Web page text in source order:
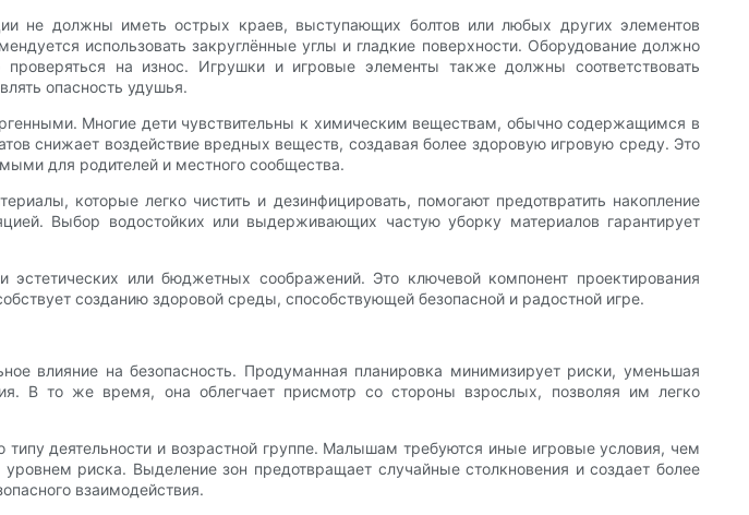
не должны иметь острых краев, выступающих болтов или любых других элементов
использовать закруглённые углы и гладкие поверхности. Оборудование должно
на износ. Игрушки и игровые элементы также должны соответствовать
опасность удушья.
Многие дети чувствительны к химическим веществам, обычно содержащимся в
снижает воздействие вредных веществ, создавая более здоровую игровую среду. Это
для родителей и местного сообщества.
которые легко чистить и дезинфицировать, помогают предотвратить накопление
Выбор водостойких или выдерживающих частую уборку материалов гарантирует
или бюджетных соображений. Это ключевой компонент проектирования
созданию здоровой среды, способствующей безопасной и радостной игре.
влияние на безопасность. Продуманная планировка минимизирует риски, уменьшая
В то же время, она облегчает присмотр со стороны взрослых, позволяя им легко
деятельности и возрастной группе. Малышам требуются иные игровые условия, чем
риска. Выделение зон предотвращает случайные столкновения и создает более
взаимодействия.